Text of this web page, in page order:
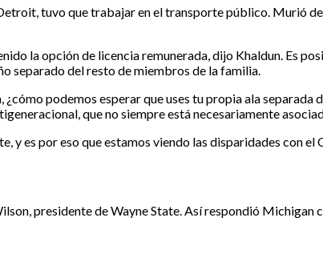
tuvo que trabajar en el transporte público. Murió
la opción de licencia remunerada, dijo Khaldun. Es
separado del resto de miembros de la familia.
¿cómo podemos esperar que uses tu propia ala
que no siempre está necesariamente
y es por eso que estamos viendo las disparidades con
presidente de Wayne State. Así respondió